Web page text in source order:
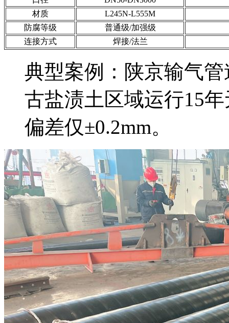
材质
L245N-L555M
防腐等级
普通级/加强级
连接方式
焊接/法兰
典型案例：陕京输气
古盐渍土区域运行15
偏差仅±0.2mm。